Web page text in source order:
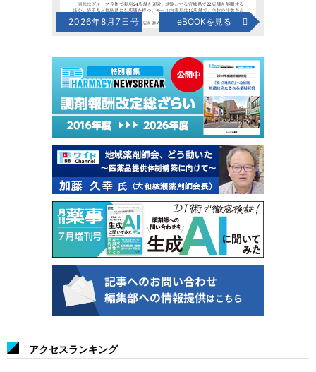
2026年8月7日号 eBOOKを見る
アクセスランキング